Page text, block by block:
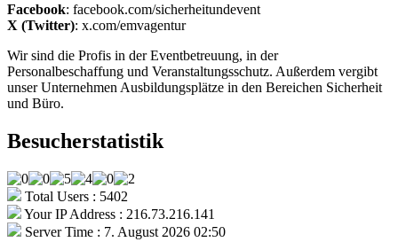
Facebook: facebook.com/sicherheitundevent
X (Twitter): x.com/emvagentur
Wir sind die Profis in der Eventbetreuung, in der
Personalbeschaffung und Veranstaltungsschutz. Außerdem vergibt
unser Unternehmen Ausbildungsplätze in den Bereichen Sicherheit
und Büro.
Besucherstatistik
Total Users : 5402
Your IP Address : 216.73.216.141
Server Time : 7. August 2026 02:50